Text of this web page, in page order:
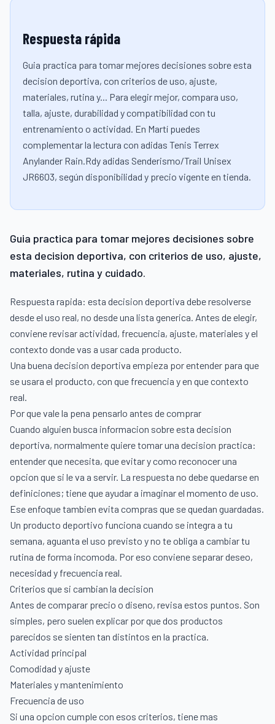
Respuesta rápida
Guia practica para tomar mejores decisiones sobre esta
decision deportiva, con criterios de uso, ajuste,
materiales, rutina y... Para elegir mejor, compara uso,
talla, ajuste, durabilidad y compatibilidad con tu
entrenamiento o actividad. En Martí puedes
complementar la lectura con adidas Tenis Terrex
Anylander Rain.Rdy adidas Senderismo/Trail Unisex
JR6603, según disponibilidad y precio vigente en tienda.
Guia practica para tomar mejores decisiones sobre
esta decision deportiva, con criterios de uso, ajuste,
materiales, rutina y cuidado.
Respuesta rapida: esta decision deportiva debe resolverse
desde el uso real, no desde una lista generica. Antes de elegir,
conviene revisar actividad, frecuencia, ajuste, materiales y el
contexto donde vas a usar cada producto.
Una buena decision deportiva empieza por entender para que
se usara el producto, con que frecuencia y en que contexto
real.
Por que vale la pena pensarlo antes de comprar
Cuando alguien busca informacion sobre esta decision
deportiva, normalmente quiere tomar una decision practica:
entender que necesita, que evitar y como reconocer una
opcion que si le va a servir. La respuesta no debe quedarse en
definiciones; tiene que ayudar a imaginar el momento de uso.
Ese enfoque tambien evita compras que se quedan guardadas.
Un producto deportivo funciona cuando se integra a tu
semana, aguanta el uso previsto y no te obliga a cambiar tu
rutina de forma incomoda. Por eso conviene separar deseo,
necesidad y frecuencia real.
Criterios que si cambian la decision
Antes de comparar precio o diseno, revisa estos puntos. Son
simples, pero suelen explicar por que dos productos
parecidos se sienten tan distintos en la practica.
Actividad principal
Comodidad y ajuste
Materiales y mantenimiento
Frecuencia de uso
Si una opcion cumple con esos criterios, tiene mas